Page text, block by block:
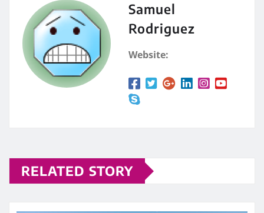
Samuel
Rodriguez
Website:
RELATED STORY